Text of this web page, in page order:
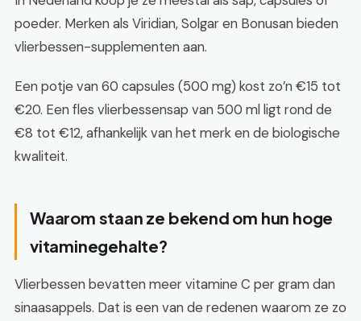
poeder. Merken als Viridian, Solgar en Bonusan bieden
vlierbessen-supplementen aan.
Een potje van 60 capsules (500 mg) kost zo’n €15 tot
€20. Een fles vlierbessensap van 500 ml ligt rond de
€8 tot €12, afhankelijk van het merk en de biologische
kwaliteit.
Waarom staan ze bekend om hun hoge
vitaminegehalte?
Vlierbessen bevatten meer vitamine C per gram dan
sinaasappels. Dat is een van de redenen waarom ze zo